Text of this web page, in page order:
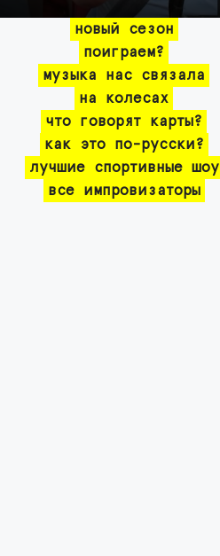
новый сезон
поиграем?
музыка нас связала
на колесах
что говорят карты?
как это по-русски?
лучшие спортивные шоу
все импровизаторы